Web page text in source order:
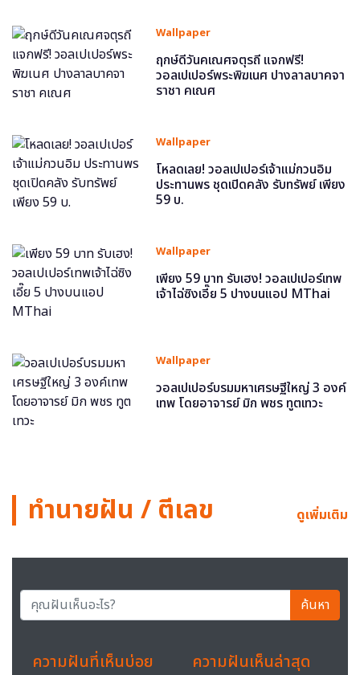
Wallpaper
ฤกษ์ดีวันคเณศจตุรถี แจกฟรี!
วอลเปเปอร์พระพิฆเนศ ปางลาลบาคจา
ราชา คเณศ
Wallpaper
โหลดเลย! วอลเปเปอร์เจ้าแม่กวนอิม
ประทานพร ชุดเปิดคลัง รับทรัพย์ เพียง
59 บ.
Wallpaper
เพียง 59 บาท รับเฮง! วอลเปเปอร์เทพ
เจ้าไฉ่ซิงเอี๊ย 5 ปางบนแอป MThai
Wallpaper
วอลเปเปอร์บรมมหาเศรษฐีใหญ่ 3 องค์
เทพ โดยอาจารย์ มิก พชร ทูตเทวะ
ทำนายฝัน / ตีเลข ดูเพิ่มเติม
ค้นหา
ความฝันที่เห็นบ่อย ความฝันเห็นล่าสุด